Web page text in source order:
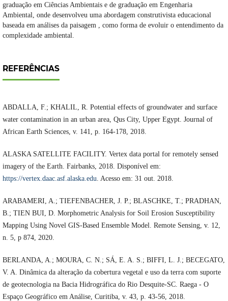
graduação em Ciências Ambientais e de graduação em Engenharia
Ambiental, onde desenvolveu uma abordagem construtivista educacional
baseada em análises da paisagem , como forma de evoluir o entendimento da
complexidade ambiental.
REFERÊNCIAS
ABDALLA, F.; KHALIL, R. Potential effects of groundwater and surface
water contamination in an urban area, Qus City, Upper Egypt. Journal of
African Earth Sciences, v. 141, p. 164-178, 2018.
ALASKA SATELLITE FACILITY. Vertex data portal for remotely sensed
imagery of the Earth. Fairbanks, 2018. Disponível em:
https://vertex.daac.asf.alaska.edu . Acesso em: 31 out. 2018.
ARABAMERI, A.; TIEFENBACHER, J. P.; BLASCHKE, T.; PRADHAN,
B.; TIEN BUI, D. Morphometric Analysis for Soil Erosion Susceptibility
Mapping Using Novel GIS-Based Ensemble Model. Remote Sensing, v. 12,
n. 5, p 874, 2020.
BERLANDA, A.; MOURA, C. N.; SÁ, E. A. S.; BIFFI, L. J.; BECEGATO,
V. A. Dinâmica da alteração da cobertura vegetal e uso da terra com suporte
de geotecnologia na Bacia Hidrográfica do Rio Desquite-SC. Raega - O
Espaço Geográfico em Análise, Curitiba, v. 43, p. 43-56, 2018.